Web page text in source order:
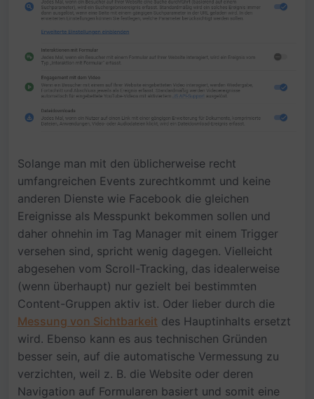
Solange man mit den üblicherweise recht
umfangreichen Events zurechtkommt und keine
anderen Dienste wie Facebook die gleichen
Ereignisse als Messpunkt bekommen sollen und
daher ohnehin im Tag Manager mit einem Trigger
versehen sind, spricht wenig dagegen. Vielleicht
abgesehen vom Scroll-Tracking, das idealerweise
(wenn überhaupt) nur gezielt bei bestimmten
Content-Gruppen aktiv ist. Oder lieber durch die
Messung von Sichtbarkeit des Hauptinhalts ersetzt
wird. Ebenso kann es aus technischen Gründen
besser sein, auf die automatische Vermessung zu
verzichten, weil z. B. die Website oder deren
Navigation auf Formularen basiert und somit eine